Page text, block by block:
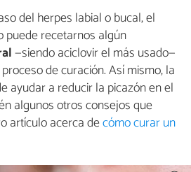
del herpes labial o bucal, el
puede recetarnos algún
—siendo aciclovir el más usado—
de curación. Así mismo, la
ayudar a reducir la picazón en el
algunos otros consejos que
artículo acerca decómo curar un